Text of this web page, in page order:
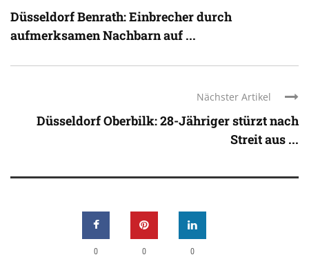
Düsseldorf Benrath: Einbrecher durch
aufmerksamen Nachbarn auf ...
Nächster Artikel
Düsseldorf Oberbilk: 28-Jähriger stürzt nach
Streit aus ...
0 0 0